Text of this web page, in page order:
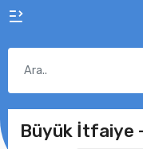
Büyük İtfaiye